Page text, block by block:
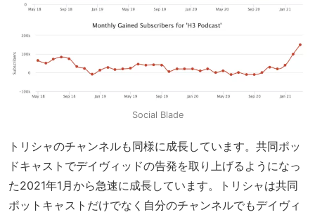
Social Blade
トリシャのチャンネルも同様に成長しています。共同ポッ
ドキャストでデイヴィッドの告発を取り上げるようになっ
た2021年1月から急速に成長しています。トリシャは共同
ポットキャストだけでなく自分のチャンネルでもデイヴィ